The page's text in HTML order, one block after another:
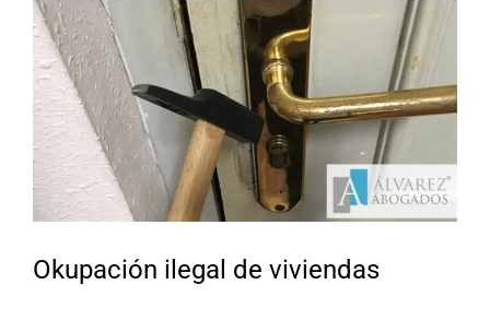
Okupación ilegal de viviendas